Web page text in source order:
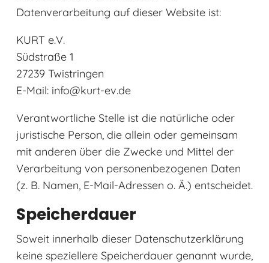
Datenverarbeitung auf dieser Website ist:
KURT e.V.
Südstraße 1
27239 Twistringen
E-Mail: info@kurt-ev.de
Verantwortliche Stelle ist die natürliche oder
juristische Person, die allein oder gemeinsam
mit anderen über die Zwecke und Mittel der
Verarbeitung von personenbezogenen Daten
(z. B. Namen, E-Mail-Adressen o. Ä.) entscheidet.
Speicherdauer
Soweit innerhalb dieser Datenschutzerklärung
keine speziellere Speicherdauer genannt wurde,